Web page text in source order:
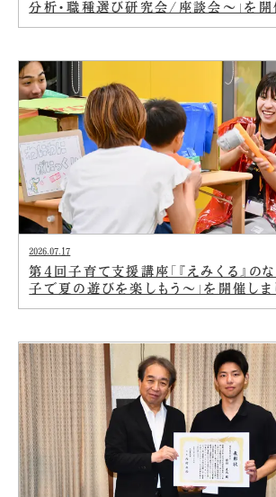
分析・職種選び研究会/座談会～」を開
2026.07.17
第4回子育て支援講座「『えみくる』の
子で夏の遊びを楽しもう～」を開催しま